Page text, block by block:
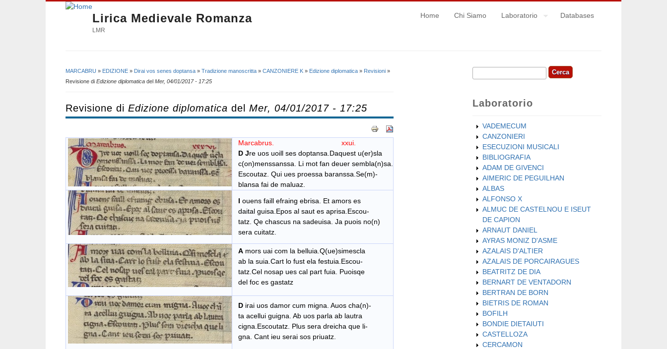
Lirica Medievale Romanza
LMR
Home Chi Siamo Laboratorio Databases
Tu sei qui
MARCABRU » EDIZIONE » Dirai vos senes doptansa » Tradizione manoscritta » CANZONIERE K » Edizione diplomatica » Revisioni »
Revisione di Edizione diplomatica del Mer, 04/01/2017 - 17:25
Revisione di Edizione diplomatica del Mer, 04/01/2017 - 17:25
Marcabrus. xxui.
D Jre uos uoill ses doptansa.Daquest u(er)sla
c(on)menssanssa. Li mot fan deuer sembla(n)sa.
Escoutaz. Qui ues proessa baranssa.Se(m)-
blansa fai de maluaz.
I ouens faill efraing ebrisa. Et amors es
daital guisa.Epos al saut es aprisa.Escou-
tatz. Qe chascus na sadeuisa. Ja puois no(n)
sera cuitatz.
A mors uai com la belluia.Q(ue)simescla
ab la suia.Cart lo fust ela festuia.Escou-
tatz.Cel nosap ues cal part fuia. Puoisqe
del foc es gastatz
D irai uos damor cum migna. Auos cha(n)-
ta acellui guigna. Ab uos parla ab lautra
cigna.Escoutatz. Plus sera dreicha que li-
gna. Cant ieu serai sos priuatz.
Form di ricerca
Cerca
Laboratorio
VADEMECUM
CANZONIERI
ESECUZIONI MUSICALI
BIBLIOGRAFIA
ADAM DE GIVENCI
AIMERIC DE PEGUILHAN
ALBAS
ALFONSO X
ALMUC DE CASTELNOU E ISEUT
DE CAPION
ARNAUT DANIEL
AYRAS MONIZ D'ASME
AZALAIS D'ALTIER
AZALAIS DE PORCAIRAGUES
BEATRITZ DE DIA
BERNART DE VENTADORN
BERTRAN DE BORN
BIETRIS DE ROMAN
BOFILH
BONDIE DIETAIUTI
CASTELLOZA
CERCAMON